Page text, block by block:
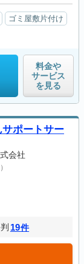
ゴミ屋敷片付け
料金や
サービス
を見る
ポートサー
会社
19件